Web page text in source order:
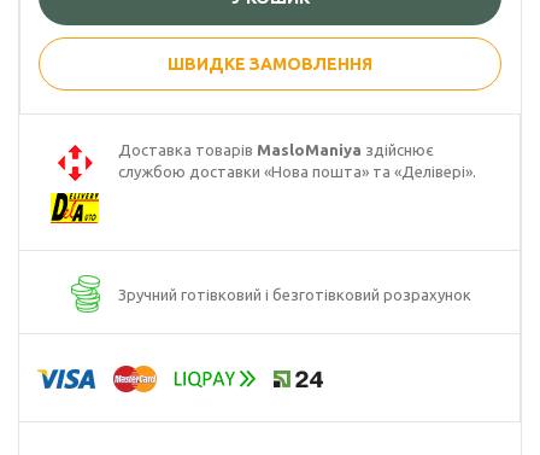
Гарбузова олія
Чорного кмину
олія
Часникова олія
Ядер
Кокосова олія
ШВИДКЕ ЗАМОВЛЕННЯ
Доставка товарів MasloManiya здійснює
службою доставки «Нова пошта» та «Делівері».
Зручний готівковий і безготівковий розрахунок